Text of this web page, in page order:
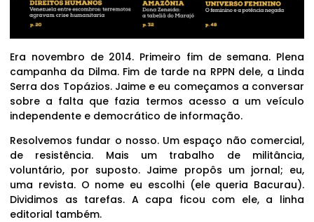
Era novembro de 2014. Primeiro fim de semana. Plena
campanha da Dilma. Fim de tarde na RPPN dele, a Linda
Serra dos Topázios. Jaime e eu começamos a conversar
sobre a falta que fazia termos acesso a um veículo
independente e democrático de informação.
Resolvemos fundar o nosso. Um espaço não comercial,
de resistência. Mais um trabalho de militância,
voluntário, por suposto. Jaime propôs um jornal; eu,
uma revista. O nome eu escolhi (ele queria Bacurau).
Dividimos as tarefas. A capa ficou com ele, a linha
editorial também.